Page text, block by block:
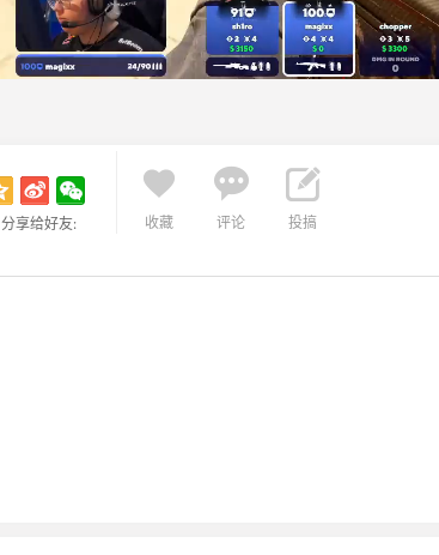
分享给好友:

收藏

评论

投搞